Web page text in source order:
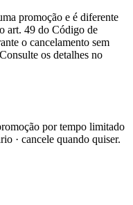
promoção e é diferente
art. 49 do Código de
o cancelamento sem
os detalhes no
por tempo limitado
· cancele quando quiser.